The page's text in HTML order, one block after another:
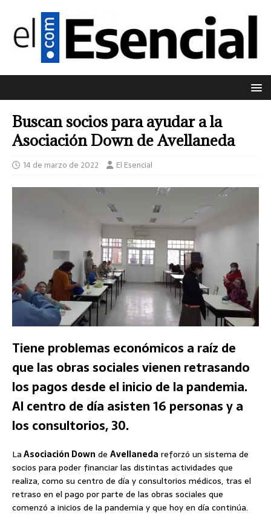
Buscan socios para ayudar a la
Asociación Down de Avellaneda
14 de marzo de 2022 El Esencial
Tiene problemas económicos a raíz de
que las obras sociales vienen retrasando
los pagos desde el inicio de la pandemia.
Al centro de día asisten 16 personas y a
los consultorios, 30.
LaAsociación Down de Avellaneda reforzó un sistema de
socios para poder financiar las distintas actividades que
realiza, como su centro de día y consultorios médicos, tras el
retraso en el pago por parte de las obras sociales que
comenzó a inicios de la pandemia y que hoy en día continúa.